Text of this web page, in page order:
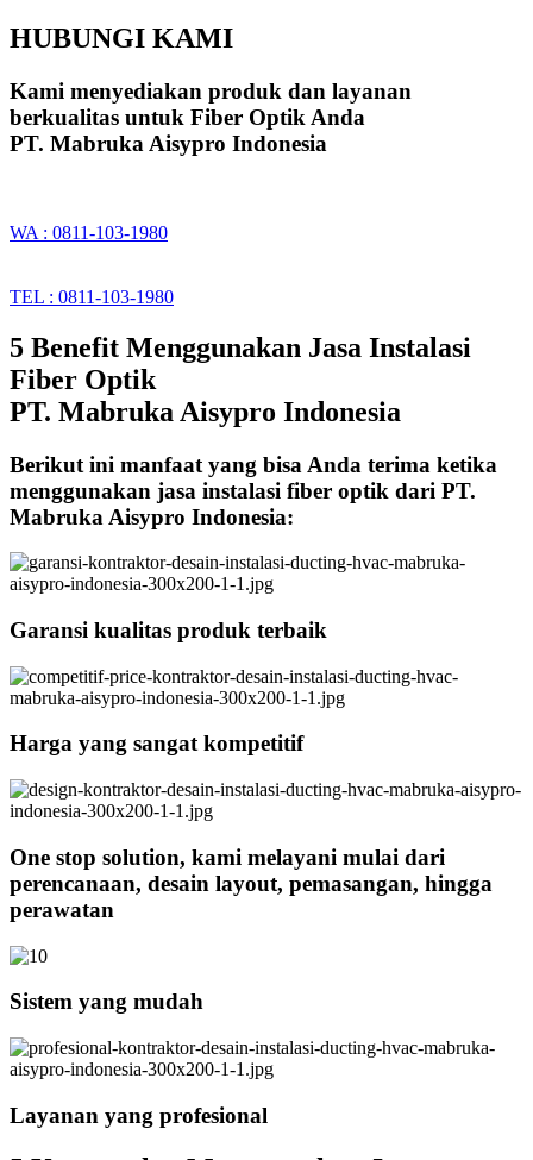
HUBUNGI KAMI
Kami menyediakan produk dan layanan
berkualitas untuk Fiber Optik Anda
PT. Mabruka Aisypro Indonesia
WA : 0811-103-1980
TEL : 0811-103-1980
5 Benefit Menggunakan Jasa Instalasi
Fiber Optik
PT. Mabruka Aisypro Indonesia
Berikut ini manfaat yang bisa Anda terima ketika
menggunakan jasa instalasi fiber optik dari PT.
Mabruka Aisypro Indonesia:
Garansi kualitas produk terbaik
Harga yang sangat kompetitif
One stop solution, kami melayani mulai dari
perencanaan, desain layout, pemasangan, hingga
perawatan
Sistem yang mudah
Layanan yang profesional